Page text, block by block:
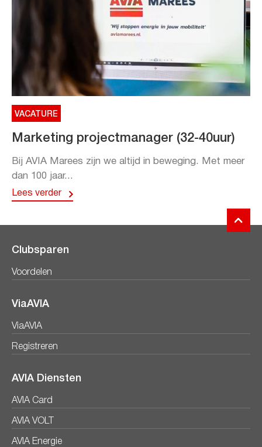
VACATURE
Marketing projectmanager (32-40uur)
Bij AVIA Marees zijn we altijd in beweging. Met meer
dan 100 jaar...
Lees verder
Clubsparen
Voordelen
ViaAVIA
ViaAVIA
Registreren
AVIA Diensten
AVIA Card
AVIA VOLT
AVIA Energie